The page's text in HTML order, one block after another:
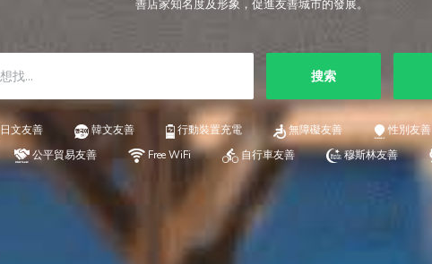
善店家知名度及形象，促進友善城市的發展。
搜索
日文友善 韓文友善 行動裝置充電 無障礙友善 性別友善
公平貿易友善 Free WiFi 自行車友善 穆斯林友善